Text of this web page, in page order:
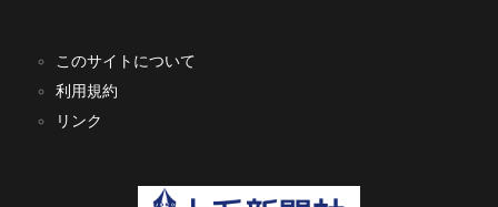
このサイトについて
利用規約
リンク